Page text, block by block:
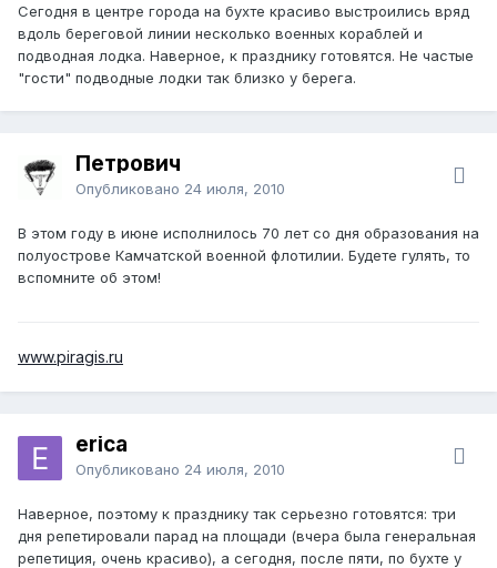
Сегодня в центре города на бухте красиво выстроились вряд
вдоль береговой линии несколько военных кораблей и
подводная лодка. Наверное, к празднику готовятся. Не частые
"гости" подводные лодки так близко у берега.
Петрович
Опубликовано 24 июля, 2010
В этом году в июне исполнилось 70 лет со дня образования на
полуострове Камчатской военной флотилии. Будете гулять, то
вспомните об этом!
www.piragis.ru
erica
Опубликовано 24 июля, 2010
Наверное, поэтому к празднику так серьезно готовятся: три
дня репетировали парад на площади (вчера была генеральная
репетиция, очень красиво), а сегодня, после пяти, по бухте у